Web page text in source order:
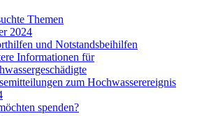
Themen
2024
und Notstandsbeihilfen
Informationen für
zum Hochwasserereignis
spenden?